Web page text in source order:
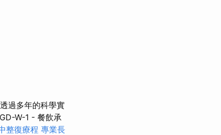
透過多年的科學實
W-1 - 餐飲承
整復療程 專業長